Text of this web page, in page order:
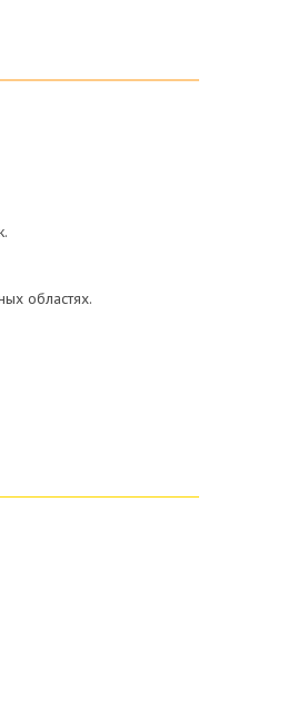
областях.